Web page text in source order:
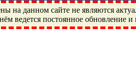
на данном сайте не являются
ведется постоянное обновление и
Балашиха, Фряново,
4, NECTECH, KG, LQY, DPI,